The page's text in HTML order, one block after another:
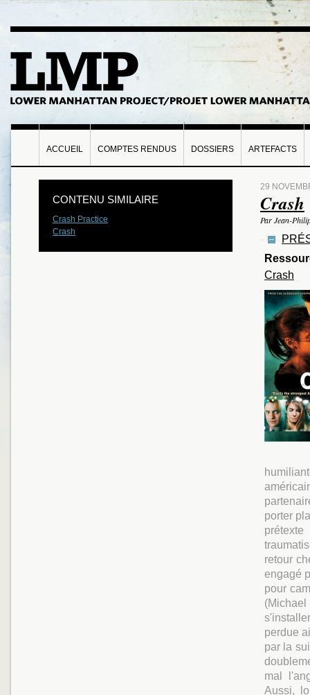
ACCUEIL COMPTES RENDUS DOSSIERS ARTEFACTS
29
Crash
Par Jean-
Crash
porter
retour
engagé
pour
perdue
par la
mal
Aussi,
CONTENU SIMILAIRE
Crash Practice
Crash